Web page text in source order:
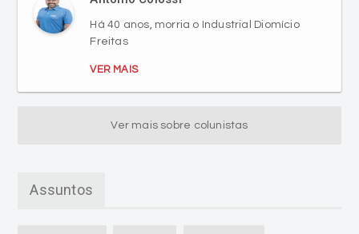
VER MAIS
Ver mais sobre colunistas
Criciúma EC